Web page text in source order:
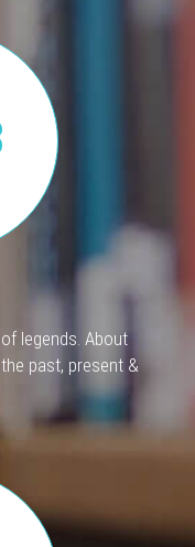
legends. About
past, present &